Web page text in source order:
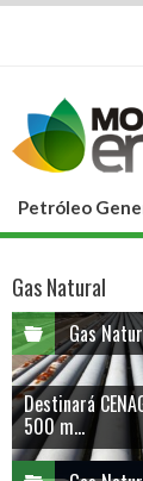
Petróleo
Gas Natural
Gas
Destinará
500 m...